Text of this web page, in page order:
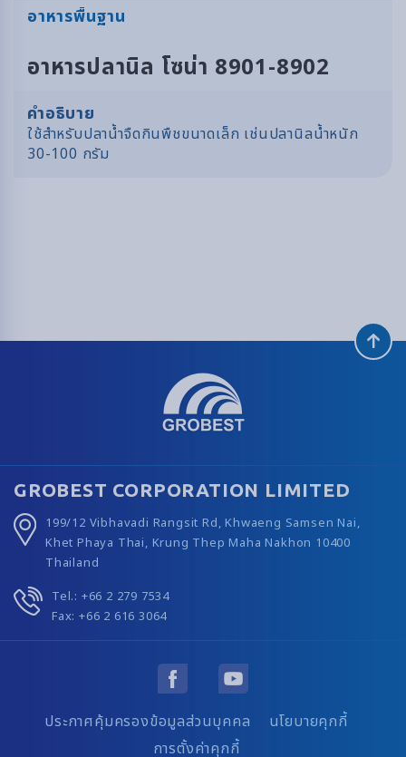
อาหารพื้นฐาน
อาหารปลานิล โซน่า 8901-8902
คำอธิบาย
ใช้สำหรับปลาน้ำจืดกินพืชขนาดเล็ก เช่นปลานิลน้ำหนัก
30-100 กรัม
GROBEST CORPORATION LIMITED
199/12 Vibhavadi Rangsit Rd, Khwaeng Samsen Nai,
Khet Phaya Thai, Krung Thep Maha Nakhon 10400
Thailand
Tel.: +66 2 279 7534
Fax: +66 2 616 3064
ประกาศคุ้มครองข้อมูลส่วนบุคคล
นโยบายคุกกี้
การตั้งค่าคุกกี้